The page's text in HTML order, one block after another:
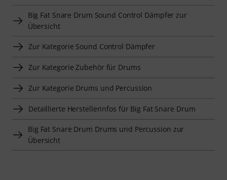
Big Fat Snare Drum Sound Control Dämpfer zur
Übersicht
Zur Kategorie Sound Control Dämpfer
Zur Kategorie Zubehör für Drums
Zur Kategorie Drums und Percussion
Detaillierte Herstellerinfos für Big Fat Snare Drum
Big Fat Snare Drum Drums und Percussion zur
Übersicht